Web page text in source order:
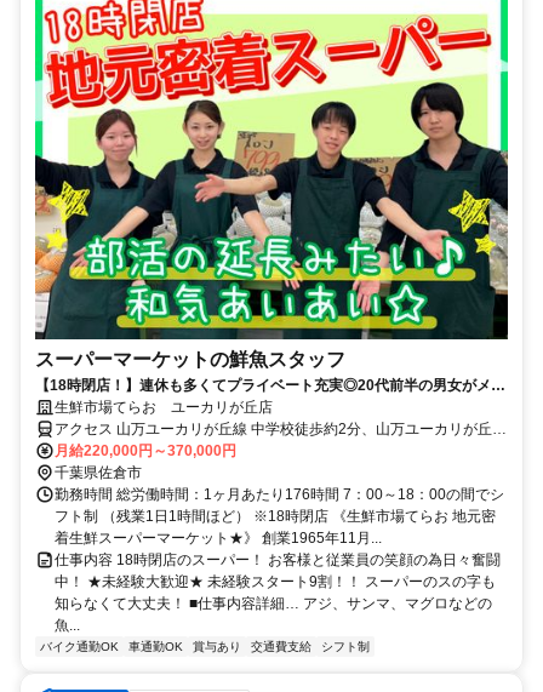
スーパーマーケットの鮮魚スタッフ
【18時閉店！】連休も多くてプライベート充実◎20代前半の男女がメイ
ンで活躍中！
生鮮市場てらお ユーカリが丘店
アクセス 山万ユーカリが丘線 中学校徒歩約2分、山万ユーカリが丘線
女子大徒歩約10分、山万ユーカリが丘線 井野（千葉県）徒歩約12分
月給220,000円～370,000円
千葉県佐倉市
勤務時間 総労働時間：1ヶ月あたり176時間 7：00～18：00の間でシ
フト制 （残業1日1時間ほど） ※18時閉店 《生鮮市場てらお 地元密
着生鮮スーパーマーケット★》 創業1965年11月...
仕事内容 18時閉店のスーパー！ お客様と従業員の笑顔の為日々奮闘
中！ ★未経験大歓迎★ 未経験スタート9割！！ スーパーのスの字も
知らなくて大丈夫！ ■仕事内容詳細… アジ、サンマ、マグロなどの
魚...
バイク通勤OK 車通勤OK 賞与あり 交通費支給 シフト制